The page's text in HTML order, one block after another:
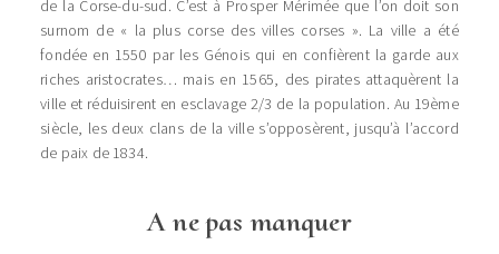
de la Corse-du-sud. C’est à Prosper Mérimée que l’on doit son
surnom de « la plus corse des villes corses ». La ville a été
fondée en 1550 par les Génois qui en confièrent la garde aux
riches aristocrates… mais en 1565, des pirates attaquèrent la
ville et réduisirent en esclavage 2/3 de la population. Au 19ème
siècle, les deux clans de la ville s’opposèrent, jusqu’à l’accord
de paix de 1834.
A ne pas manquer